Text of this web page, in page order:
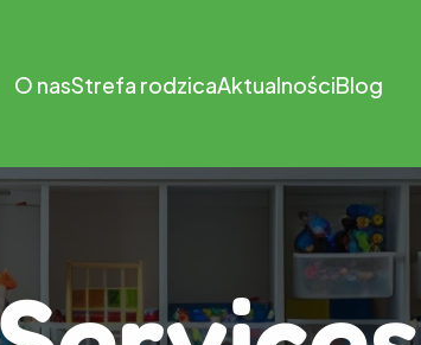
O nasStrefa rodzicaAktualnościBlog